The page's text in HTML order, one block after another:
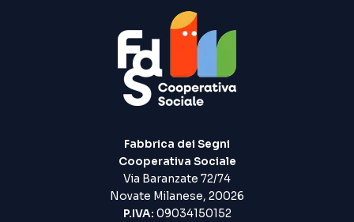
Fabbrica dei Segni
Cooperativa Sociale
Via Baranzate 72/74
Novate Milanese, 20026
P.IVA: 09034150152